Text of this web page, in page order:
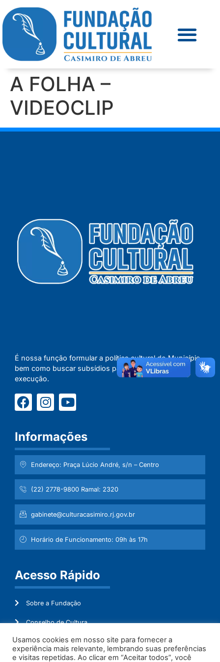
A FOLHA –
VIDEOCLIP
É nossa função formular a política cultural do Município,
bem como buscar subsídios para concretizar a sua
execução.
Informações
Endereço: Praça Lúcio André, s/n – Centro
(22) 2778-9800 Ramal: 2320
gabinete@culturacasimiro.rj.gov.br
Horário de Funcionamento: 09h às 17h
Acesso Rápido
Sobre a Fundação
Conselho de Cultura
Mapeamento Cultural
Usamos cookies em nosso site para fornecer a
experiência mais relevante, lembrando suas preferências
e visitas repetidas. Ao clicar em “Aceitar todos”, você